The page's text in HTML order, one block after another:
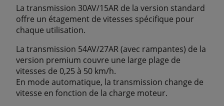
La transmission 30AV/15AR de la version standard
offre un étagement de vitesses spécifique pour
chaque utilisation.
La transmission 54AV/27AR (avec rampantes) de la
version premium couvre une large plage de
vitesses de 0,25 à 50 km/h.
En mode automatique, la transmission change de
vitesse en fonction de la charge moteur.